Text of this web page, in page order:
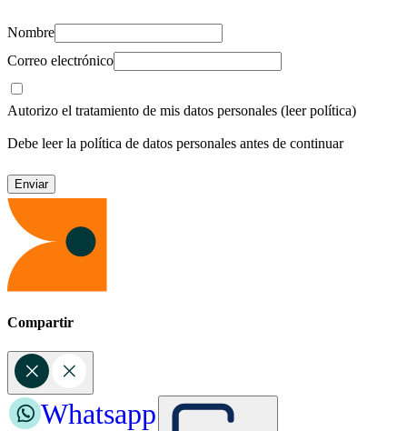
Nombre
Correo electrónico
Autorizo el tratamiento de mis datos personales (leer política)
Debe leer la política de datos personales antes de continuar
Compartir
Whatsapp